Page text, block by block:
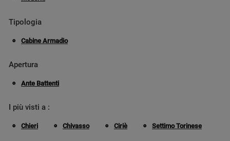
Tipologia
Cabine Armadio
Apertura
Ante Battenti
I più visti a :
Chieri Chivasso Ciriè Settimo Torinese